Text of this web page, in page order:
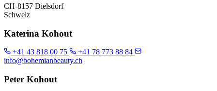
CH-8157 Dielsdorf
Schweiz
Katerina Kohout
+41 43 818 00 75
+41 78 773 88 84
info@bohemianbeauty.ch
Peter Kohout